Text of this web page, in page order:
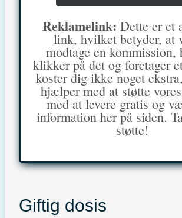
Reklamelink: Dette er et
link, hvilket betyder, at
modtage en kommission,
klikker på det og foretager
koster dig ikke noget
hjælper med at støtte
med at levere gratis og
information her på siden.
støtte!
Giftig dosis